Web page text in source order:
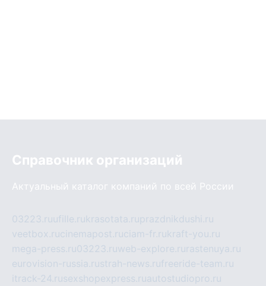
Справочник организаций
Актуальный каталог компаний по всей России
03223.ruufille.rukrasotata.ruprazdnikdushi.ru
veetbox.rucinemapost.ruciam-fr.rukraft-you.ru
mega-press.ru03223.ruweb-explore.ru rastenuya.ru
eurovision-russia.rustrah-news.rufreeride-team.ru
itrack-24.rusexshopexpress.ruautostudiopro.ru